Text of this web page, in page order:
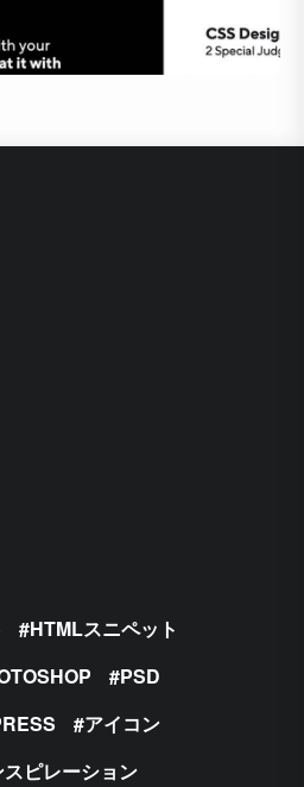
HTMLスニペット
PSD
アイコン
スピレーション